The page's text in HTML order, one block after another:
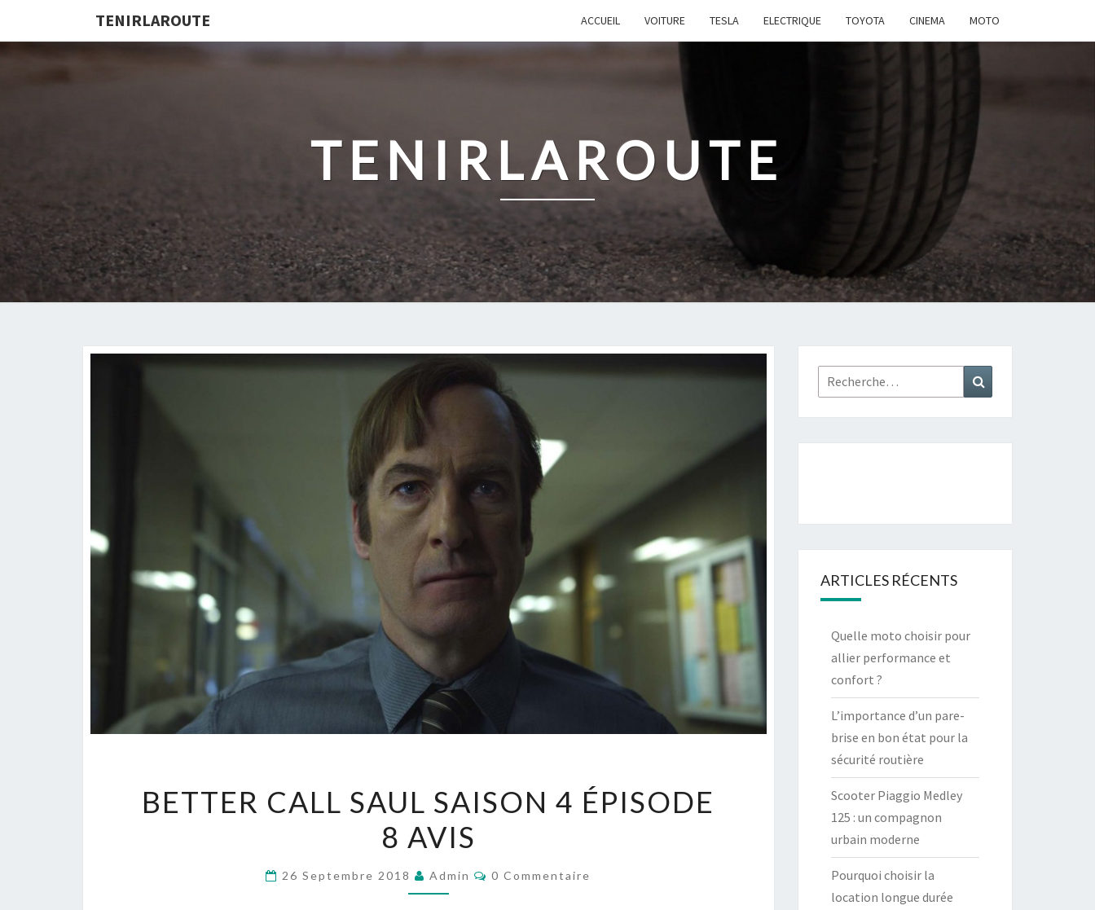
TENIRLAROUTE ACCUEIL VOITURE TESLA ELECTRIQUE TOYOTA CINEMA MOTO
TENIRLAROUTE
CALL
SAUL
SAISON
4
BETTER CALL SAUL SAISON 4 ÉPISODE
8 AVIS
26 Septembre 2018 Admin Commentaires
0 Commentaire
Rechercher :
ARTICLES RÉCENTS
Quelle moto choisir pour
allier performance et
confort ?
L’importance d’un pare-
brise en bon état pour la
sécurité routière
Scooter Piaggio Medley
125 : un compagnon
urbain moderne
Pourquoi choisir la
location longue durée